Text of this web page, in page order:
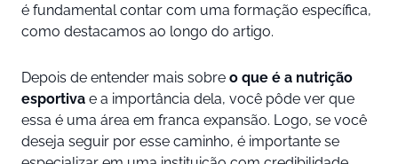
é fundamental contar com uma formação específica,
como destacamos ao longo do artigo.
Depois de entender mais sobre o que é a nutrição
esportiva e a importância dela, você pôde ver que
essa é uma área em franca expansão. Logo, se você
deseja seguir por esse caminho, é importante se